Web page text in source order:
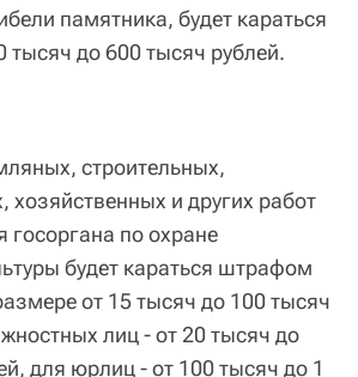
памятника, будет караться
до 600 тысяч рублей.
строительных,
хозяйственных и других работ
госоргана по охране
будет караться штрафом
от 15 тысяч до 100 тысяч
лиц - от 20 тысяч до
для юрлиц - от 100 тысяч до 1